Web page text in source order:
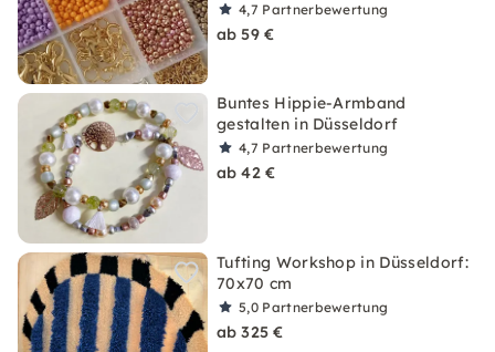
4,7 Partnerbewertung
ab 59 €
Buntes Hippie-Armband
gestalten in Düsseldorf
4,7 Partnerbewertung
ab 42 €
Tufting Workshop in Düsseldorf:
70x70 cm
5,0 Partnerbewertung
ab 325 €